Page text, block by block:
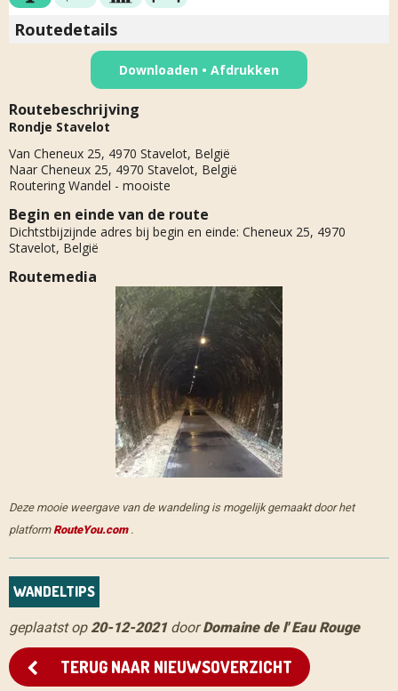
Deze mooie weergave van de wandeling is mogelijk gemaakt door het
platformRouteYou.com.
WANDELTIPS
geplaatst op20-12-2021doorDomaine de l' Eau Rouge
TERUG NAAR NIEUWSOVERZICHT